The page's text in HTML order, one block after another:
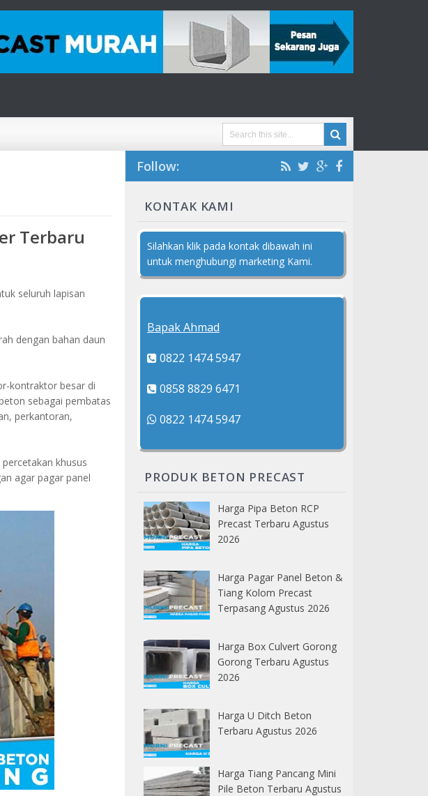
Terbaru
seluruh lapisan
dengan bahan daun
kontraktor besar di
sebagai pembatas
perkantoran,
khusus
agar pagar panel
Follow:
KONTAK KAMI
Silahkan klik pada kontak dibawah ini
untuk menghubungi marketing Kami.
Bapak Ahmad
0822 1474 5947
0858 8829 6471
0822 1474 5947
PRODUK BETON PRECAST
Harga Pipa Beton RCP
Precast Terbaru Agustus
2026
Harga Pagar Panel Beton &
Tiang Kolom Precast
Terpasang Agustus 2026
Harga Box Culvert Gorong
Gorong Terbaru Agustus
2026
Harga U Ditch Beton
Terbaru Agustus 2026
Harga Tiang Pancang Mini
Pile Beton Terbaru Agustus